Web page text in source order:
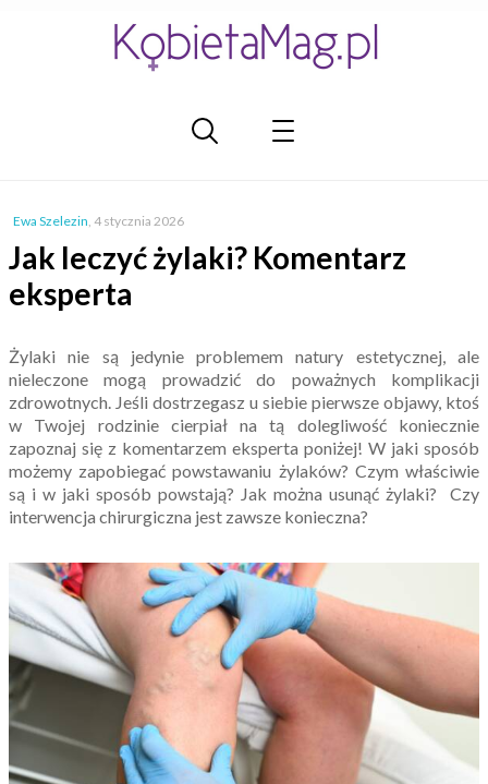
Ewa Szelezin, 4 stycznia 2026
Jak leczyć żylaki? Komentarz
eksperta
Żylaki nie są jedynie problemem natury estetycznej, ale
nieleczone mogą prowadzić do poważnych komplikacji
zdrowotnych. Jeśli dostrzegasz u siebie pierwsze objawy, ktoś
w Twojej rodzinie cierpiał na tą dolegliwość koniecznie
zapoznaj się z komentarzem eksperta poniżej! W jaki sposób
możemy zapobiegać powstawaniu żylaków? Czym właściwie
są i w jaki sposób powstają? Jak można usunąć żylaki? Czy
interwencja chirurgiczna jest zawsze konieczna?